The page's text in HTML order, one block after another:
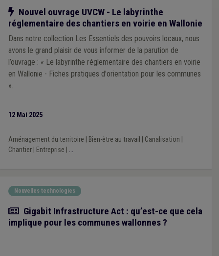
Notre action
Nouvel ouvrage UVCW - Le labyrinthe
réglementaire des chantiers en voirie en Wallonie
Dans notre collection Les Essentiels des pouvoirs locaux, nous
avons le grand plaisir de vous informer de la parution de
l’ouvrage : « Le labyrinthe réglementaire des chantiers en voirie
en Wallonie - Fiches pratiques d'orientation pour les communes
».
12 Mai 2025
Aménagement du territoire Bien-être au travail Canalisation
Chantier| Entreprise ...
Nouvelles technologies
Article
Gigabit Infrastructure Act : qu’est-ce que cela
implique pour les communes wallonnes ?